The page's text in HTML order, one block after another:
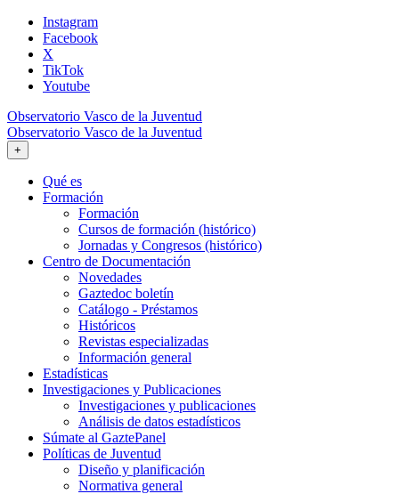
Instagram
Facebook
X
TikTok
Youtube
Observatorio Vasco de la Juventud
Observatorio Vasco de la Juventud
+
Qué es
Formación
Formación
Cursos de formación (histórico)
Jornadas y Congresos (histórico)
Centro de Documentación
Novedades
Gaztedoc boletín
Catálogo - Préstamos
Históricos
Revistas especializadas
Información general
Estadísticas
Investigaciones y Publicaciones
Investigaciones y publicaciones
Análisis de datos estadísticos
Súmate al GaztePanel
Políticas de Juventud
Diseño y planificación
Normativa general